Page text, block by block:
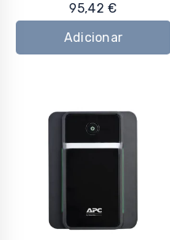
95,42€
Adicionar